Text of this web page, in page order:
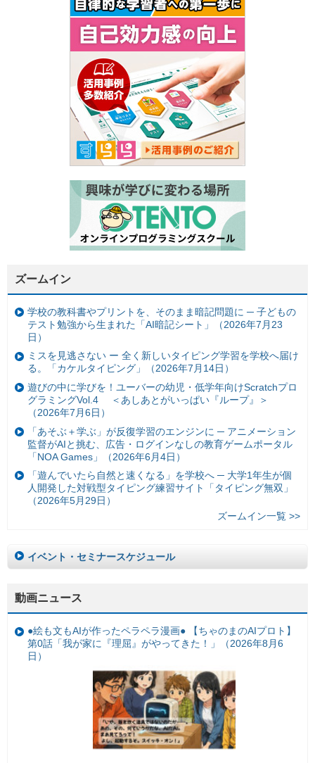
ズームイン
学校の教科書やプリントを、そのまま暗記問題に ─ 子どもの
テスト勉強から生まれた「AI暗記シート」（2026年7月23
日）
ミスを見逃さない ー 全く新しいタイピング学習を学校へ届け
る。「カケルタイピング」（2026年7月14日）
遊びの中に学びを！ユーバーの幼児・低学年向けScratchプロ
グラミングVol.4 ＜あしあとがいっぱい『ループ』＞
（2026年7月6日）
「あそぶ＋学ぶ」が反復学習のエンジンに ─ アニメーション
監督がAIと挑む、広告・ログインなしの教育ゲームポータル
「NOA Games」（2026年6月4日）
「遊んでいたら自然と速くなる」を学校へ ─ 大学1年生が個
人開発した対戦型タイピング練習サイト「タイピング無双」
（2026年5月29日）
ズームイン一覧 >>
イベント・セミナースケジュール
動画ニュース
●絵も文もAIが作ったペラペラ漫画● 【ちゃのまのAIプロト】
第0話「我が家に『理屈』がやってきた！」（2026年8月6
日）